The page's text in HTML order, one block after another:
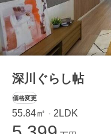
深川ぐらし帖
価格変更
55.84㎡ ・ 2LDK